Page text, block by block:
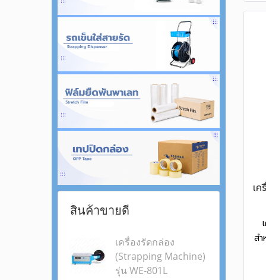
ส
สินค้าขายดี
เครื่องรัดกล่อง
(Strapping Machine)
รุ่น WE-801L